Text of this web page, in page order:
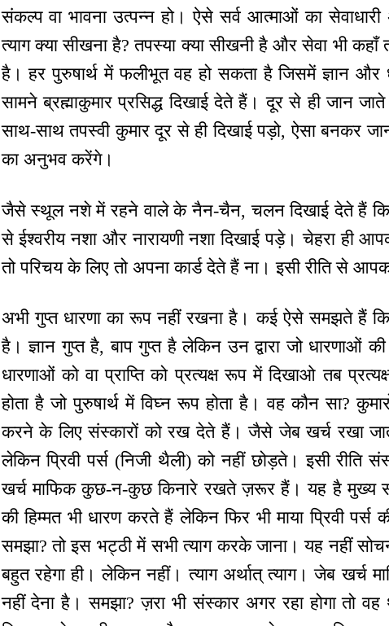
संकल्प वा भावना उत्पन्न हो। ऐसे सर्व आत्माओं का
त्याग क्या सीखना है? तपस्या क्या सीखनी है और सेवा भी
है। हर पुरुषार्थ में फलीभूत वह हो सकता है जिसमें ज्ञान
सामने ब्रह्माकुमार प्रसिद्ध दिखाई देते हैं। दूर से ही जान
साथ-साथ तपस्वी कुमार दूर से ही दिखाई पड़ो, ऐसा बनकर
का अनुभव करेंगे।
जैसे स्थूल नशे में रहने वाले के नैन-चैन, चलन दिखाई देते हैं
से ईश्वरीय नशा और नारायणी नशा दिखाई पड़े। चेहरा ही
तो परिचय के लिए तो अपना कार्ड देते हैं ना। इसी रीति से
अभी गुप्त धारणा का रूप नहीं रखना है। कई ऐसे समझते हैं कि
है। ज्ञान गुप्त है, बाप गुप्त है लेकिन उन द्वारा जो धारणाओं
धारणाओं को वा प्राप्ति को प्रत्यक्ष रूप में दिखाओ तब
होता है जो पुरुषार्थ में विघ्न रूप होता है। वह कौन सा?
करने के लिए संस्कारों को रख देते हैं। जैसे जेब खर्च रखा
लेकिन प्रिवी पर्स (निजी थैली) को नहीं छोड़ते। इसी
खर्च माफिक कुछ-न-कुछ किनारे रखते ज़रूर हैं। यह है मुख्य
की हिम्मत भी धारण करते हैं लेकिन फिर भी माया प्रिवी पर्स
समझा? तो इस भट्ठी में सभी त्याग करके जाना। यह नहीं
बहुत रहेगा ही। लेकिन नहीं। त्याग अर्थात् त्याग। जेब खर्च
नहीं देना है। समझा? ज़रा भी संस्कार अगर रहा होगा तो